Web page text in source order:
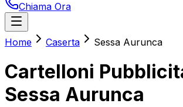
Chiama Ora
Home Caserta Sessa Aurunca
Cartelloni
Sessa Aurunca